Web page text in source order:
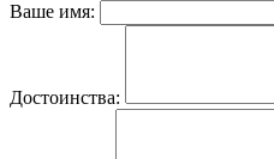
Ваше имя:
Достоинства: